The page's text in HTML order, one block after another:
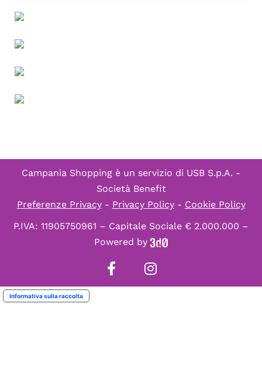
Campania Shopping è un servizio di USB S.p.A. -
Società Benefit
Preferenze Privacy- Privacy Policy- Cookie Policy
P.IVA: 11905750961 – Capitale Sociale € 2.000.000 –
Powered by
Informativa sulla raccolta